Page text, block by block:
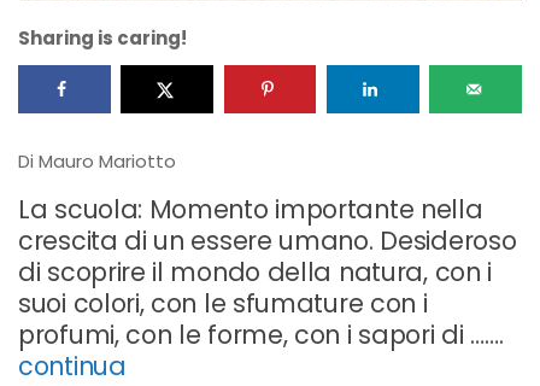
Sharing is caring!
Di Mauro Mariotto
La scuola: Momento importante nella
crescita di un essere umano. Desideroso
di scoprire il mondo della natura, con i
suoi colori, con le sfumature con i
profumi, con le forme, con i sapori di …….
continua